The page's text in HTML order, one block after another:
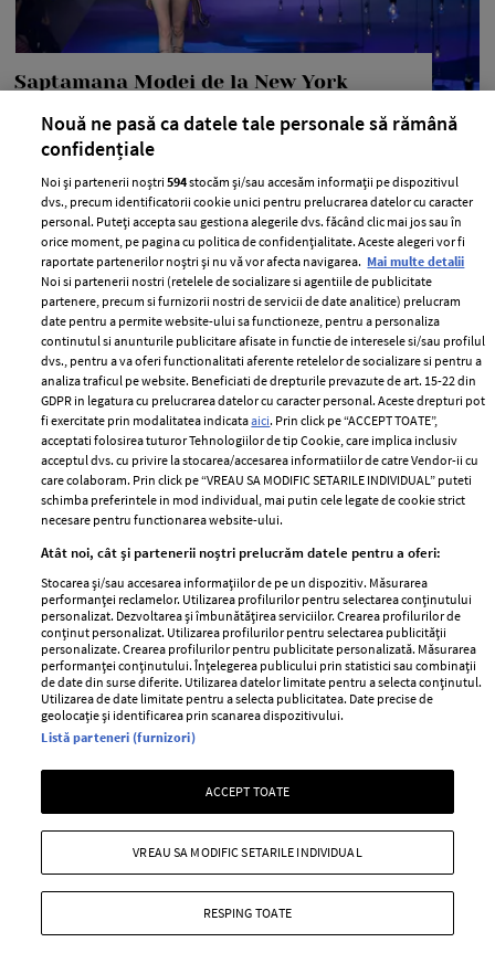
Saptamana Modei de la New York
MARC JACOBS
In ultima zi a Saptamanii Modei la New York, printre
designerii care si-au prezentat propunerile pentru
sezonul de primavara vara 2017, au fost: Marc Jacobs,
Assembly, Marcel Ostertag si Yigal Azrouel.
+ MAI MULTE
Top 13 cele mai reprezentative tinute de
la New York Fashion Week, partea a II-a
MARC JACOBS 16 septembrie 2016
Cum tocmai s-a incheiat New York Fashion Week, a venit
timpul pentru partea a doua a rezumatului ELLE al celor
mai reprezentative tinute prezentate in prima etapa a
+ MAI MULTE
Nouă ne pasă ca datele tale personale să rămână
confidențiale
Noi și partenerii noștri594stocăm și/sau accesăm informații pe dispozitivul
dvs., precum identificatorii cookie unici pentru prelucrarea datelor cu caracter
personal. Puteți accepta sau gestiona alegerile dvs. făcând clic mai jos sau în
orice moment, pe pagina cu politica de confidențialitate. Aceste alegeri vor fi
raportate partenerilor noștri și nu vă vor afecta navigarea. Mai multe detalii
Noi si partenerii nostri (retelele de socializare si agentiile de publicitate
partenere, precum si furnizorii nostri de servicii de date analitice) prelucram
date pentru a permite website-ului sa functioneze, pentru a personaliza
continutul si anunturile publicitare afisate in functie de interesele si/sau profilul
dvs., pentru a va oferi functionalitati aferente retelelor de socializare si pentru a
analiza traficul pe website. Beneficiati de drepturile prevazute de art. 15-22 din
GDPR in legatura cu prelucrarea datelor cu caracter personal. Aceste drepturi pot
fi exercitate prin modalitatea indicataaici. Prin click pe “ACCEPT TOATE”,
acceptati folosirea tuturor Tehnologiilor de tip Cookie, care implica inclusiv
acceptul dvs. cu privire la stocarea/accesarea informatiilor de catre Vendor-ii cu
care colaboram. Prin click pe “VREAU SA MODIFIC SETARILE INDIVIDUAL” puteti
schimba preferintele in mod individual, mai putin cele legate de cookie strict
necesare pentru functionarea website-ului.
Atât noi, cât și partenerii noștri prelucrăm datele pentru a oferi:
Stocarea și/sau accesarea informațiilor de pe un dispozitiv. Măsurarea
performanței reclamelor. Utilizarea profilurilor pentru selectarea conținutului
personalizat. Dezvoltarea și îmbunătățirea serviciilor. Crearea profilurilor de
conținut personalizat. Utilizarea profilurilor pentru selectarea publicității
personalizate. Crearea profilurilor pentru publicitate personalizată. Măsurarea
performanței conținutului. Înțelegerea publicului prin statistici sau combinații
de date din surse diferite. Utilizarea datelor limitate pentru a selecta conținutul.
Utilizarea de date limitate pentru a selecta publicitatea. Date precise de
geolocație și identificarea prin scanarea dispozitivului.
Listă parteneri (furnizori)
ACCEPT TOATE
RESPING TOATE
VREAU SA MODIFIC SETARILE INDIVIDUAL